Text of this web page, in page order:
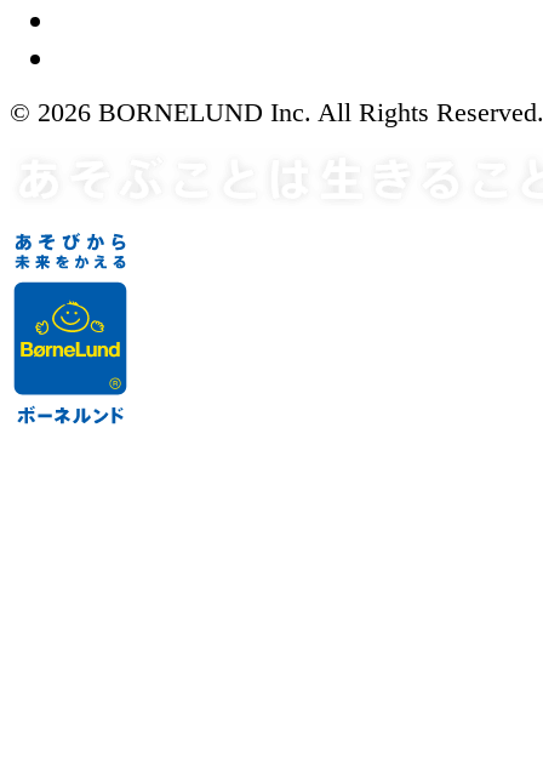
© 2026 BORNELUND Inc. All Rights Reserved.